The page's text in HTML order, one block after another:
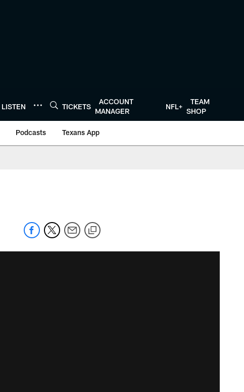
LISTEN TICKETS
ACCOUNT
MANAGER
NFL+
TEAM
SHOP
Podcasts Texans App